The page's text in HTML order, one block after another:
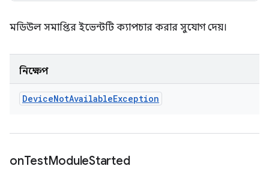
মডিউল সমাপ্তির ইভেন্টটি ক্যাপচার করার সুযোগ দেয়।
নিক্ষেপ
DeviceNotAvailableException
onTestModuleStarted